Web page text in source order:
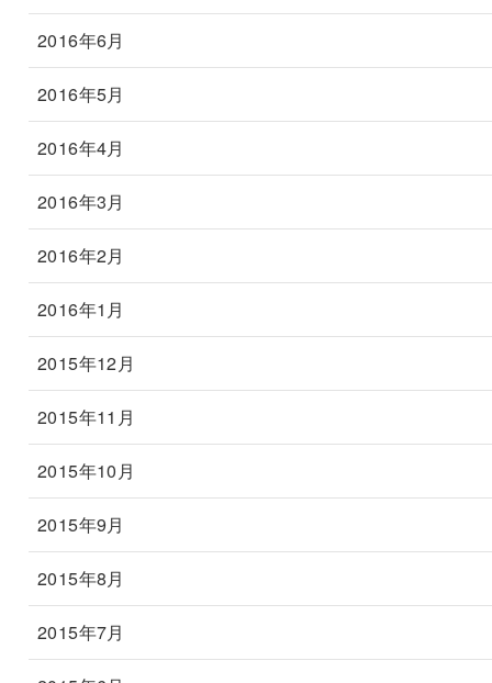
2016年6月
2016年5月
2016年4月
2016年3月
2016年2月
2016年1月
2015年12月
2015年11月
2015年10月
2015年9月
2015年8月
2015年7月